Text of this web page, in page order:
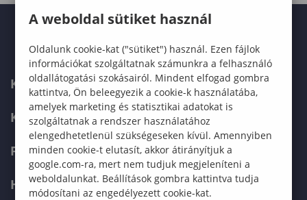
KARUNK
KÉPZÉSEK
FELVÉTELIZŐKNEK
HALLGATÓKNAK
A weboldal sütiket használ
Oldalunk cookie-kat ("sütiket") használ. Ezen fájlok
információkat szolgáltatnak számunkra a felhasználó
oldallátogatási szokásairól. Mindent elfogad gombra
kattintva, Ön beleegyezik a cookie-k használatába,
amelyek marketing és statisztikai adatokat is
szolgáltatnak a rendszer használatához
elengedhetetlenül szükségeseken kívül. Amennyiben
minden cookie-t elutasít, akkor átirányítjuk a
google.com-ra, mert nem tudjuk megjeleníteni a
weboldalunkat. Beállítások gombra kattintva tudja
módosítani az engedélyezett cookie-kat.